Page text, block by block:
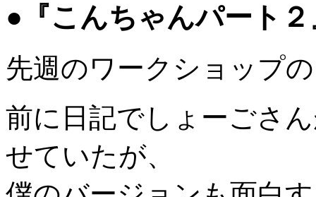
●『こんちゃんパート
先週のワークショップ
前に日記でしょーごさ
せていたが、